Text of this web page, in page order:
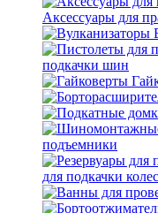
Аксессуары для
подкачки шин
подъемники
для подкачки